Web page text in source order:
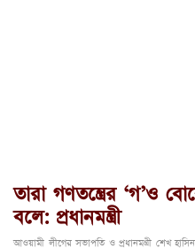
তারা গণতন্ত্রের ‘গ’ও
বলে: প্রধানমন্ত্রী
আওয়ামী লীগের সভাপতি ও প্রধানমন্ত্রী শেখ